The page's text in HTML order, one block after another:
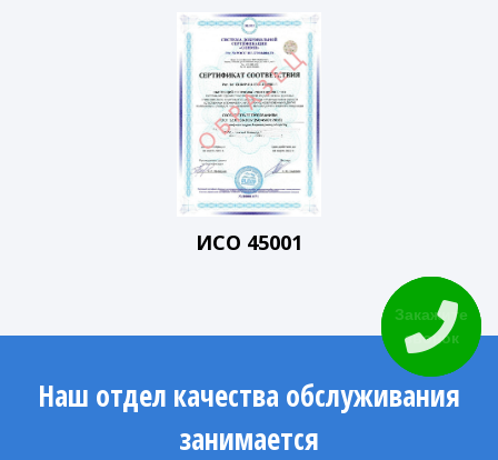
Закажите
звонок
ИСО 45001
Наш отдел качества обслуживания
занимается